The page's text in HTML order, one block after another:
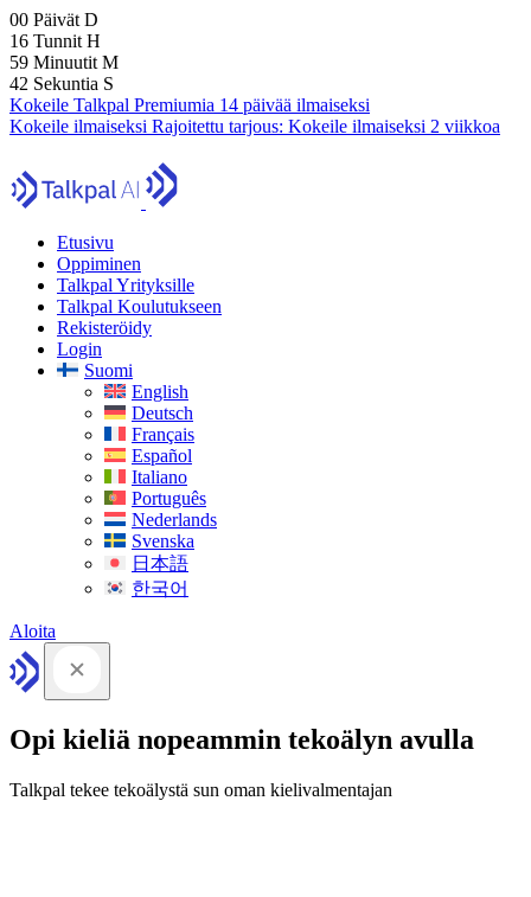
00 Päivät D
16 Tunnit H
59 Minuutit M
41 Sekuntia S
Kokeile Talkpal Premiumia 14 päivää ilmaiseksi
Kokeile ilmaiseksi Rajoitettu tarjous: Kokeile ilmaiseksi 2 viikkoa
Etusivu
Oppiminen
Talkpal Yrityksille
Talkpal Koulutukseen
Rekisteröidy
Login
Suomi
English
Deutsch
Français
Español
Italiano
Português
Nederlands
Svenska
日本語
한국어
Aloita
Opi kieliä nopeammin tekoälyn avulla
Talkpal tekee tekoälystä sun oman kielivalmentajan